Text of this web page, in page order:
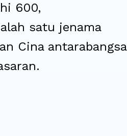
600,
satu jenama
Cina antarabangsa